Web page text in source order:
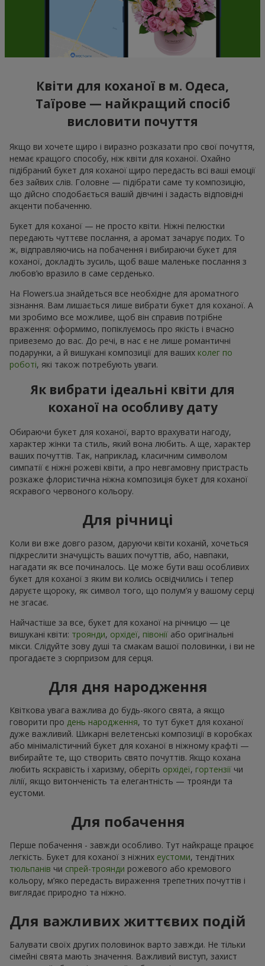
Квіти для коханої в м. Одеса,
Таїрове — найкращий спосіб
висловити почуття
Якщо ви хочете щиро і виразно розказати про свої почуття,
немає кращого способу, ніж квіти для коханої. Охайно
підібраний букет для коханої щиро передасть всі ваші емоції
без зайвих слів. Головне — підібрати саме ту композицію,
що дійсно сподобається вашій дівчині і задасть відповідні
акценти побаченню.
Букет для коханої — не просто квіти. Ніжні пелюстки
передають чуттєве послання, а аромат зачарує подих. То
ж, відправляючись на побачення і вибираючи букет для
коханої, докладіть зусиль, щоб ваше маленьке послання з
любов’ю вразило в саме серденько.
На Flowers.ua знайдеться все необхідне для ароматного
зізнання. Вам лишається лише вибрати букет для коханої. А
ми зробимо все можливе, щоб він справив потрібне
враження: оформимо, попіклуємось про якість і вчасно
привеземо до вас. До речі, в нас є не лише романтичні
подарунки, а й вишукані композиції для ваших колег по
роботі, які також потребують уваги.
Як вибрати ідеальні квіти для
коханої на особливу дату
Обираючи букет для коханої, варто врахувати нагоду,
характер жінки та стиль, який вона любить. А ще, характер
ваших почуттів. Так, наприклад, класичним символом
симпатії є ніжні рожеві квіти, а про невгамовну пристрасть
розкаже флористична ніжна композиція букет для коханої
яскравого червоного кольору.
Для річниці
Коли ви вже довго разом, даруючи квіти коханій, хочеться
підкреслити значущість ваших почуттів, або, навпаки,
нагадати як все починалось. Це може бути ваш особливих
букет для коханої з яким ви колись освідчились і тепер
даруєте щороку, як символ того, що полум’я у вашому серці
не згасає.
Найчастіше за все, букет для коханої на річницю — це
вишукані квіти: троянди, орхідеї, півонії або оригінальні
мікси. Слідуйте зову душі та смакам вашої половинки, і ви не
прогадаєте з сюрпризом для серця.
Для дня народження
Квіткова увага важлива до будь-якого свята, а якщо
говорити про день народження, то тут букет для коханої
дуже важливий. Шикарні велетенські композиції в коробках
або мінімалістичний букет для коханої в ніжному крафті —
вибирайте те, що створить свято почуттів. Якщо кохана
любить яскравість і харизму, оберіть орхідеї, гортензії чи
лілії, якщо витонченість та елегантність — троянди та
еустоми.
Для побачення
Перше побачення - завжди особливо. Тут найкраще працює
легкість. Букет для коханої з ніжних еустоми, тендітних
тюльпанів чи спрей-троянди рожевого або кремового
кольору, м’яко передасть вираження трепетних почуттів і
виглядає природно та ніжно.
Для важливих життєвих подій
Балувати своїх других половинок варто завжди. Не тільки
сімейні свята мають значення. Важливий виступ, захист